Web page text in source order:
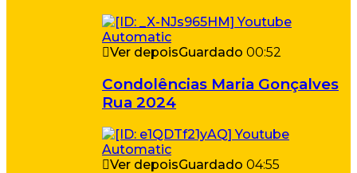
Ver depoisGuardado 00:52
Condolências Maria Gonçalves
Rua 2024
Ver depoisGuardado 04:55